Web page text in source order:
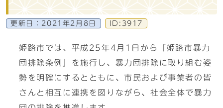
更新日： 2021年2月8日 ID:3917
姫路市では、平成25年4月1日から「姫路市暴力
団排除条例」を施行し、暴力団排除に取り組む姿
勢を明確にするとともに、市民および事業者の皆
さんと相互に連携を図りながら、社会全体で暴力